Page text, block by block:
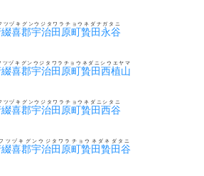
喜郡宇治田原町贄田永谷
ツヅキグンウジタワラチョウネダナガタニ
喜郡宇治田原町贄田西植山
ツヅキグンウジタワラチョウネダニシウエヤマ
喜郡宇治田原町贄田西谷
ツヅキグンウジタワラチョウネダニシタニ
喜郡宇治田原町贄田贄田谷
ツヅキグンウジタワラチョウネダネダタニ